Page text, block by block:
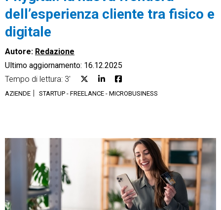
Ecommerce
Email Marketing
Financial Solutions
Trust Services
dell’esperienza cliente tra fisico e
digitale
Autore: Redazione
Ultimo aggiornamento: 16.12.2025
Tempo di lettura: 3'
AZIENDE STARTUP - FREELANCE - MICROBUSINESS